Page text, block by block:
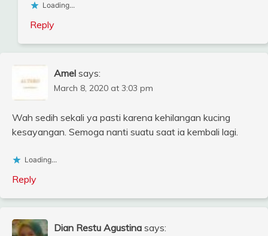
Loading...
Reply
Amel says:
March 8, 2020 at 3:03 pm
Wah sedih sekali ya pasti karena kehilangan kucing
kesayangan. Semoga nanti suatu saat ia kembali lagi.
Loading...
Reply
Dian Restu Agustina says: